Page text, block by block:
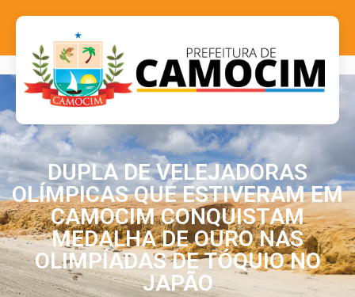
DUPLA DE VELEJADORAS
OLÍMPICAS QUE ESTIVERAM EM
CAMOCIM CONQUISTAM
MEDALHA DE OURO NAS
OLIMPÍADAS DE TÓQUIO NO
JAPÃO